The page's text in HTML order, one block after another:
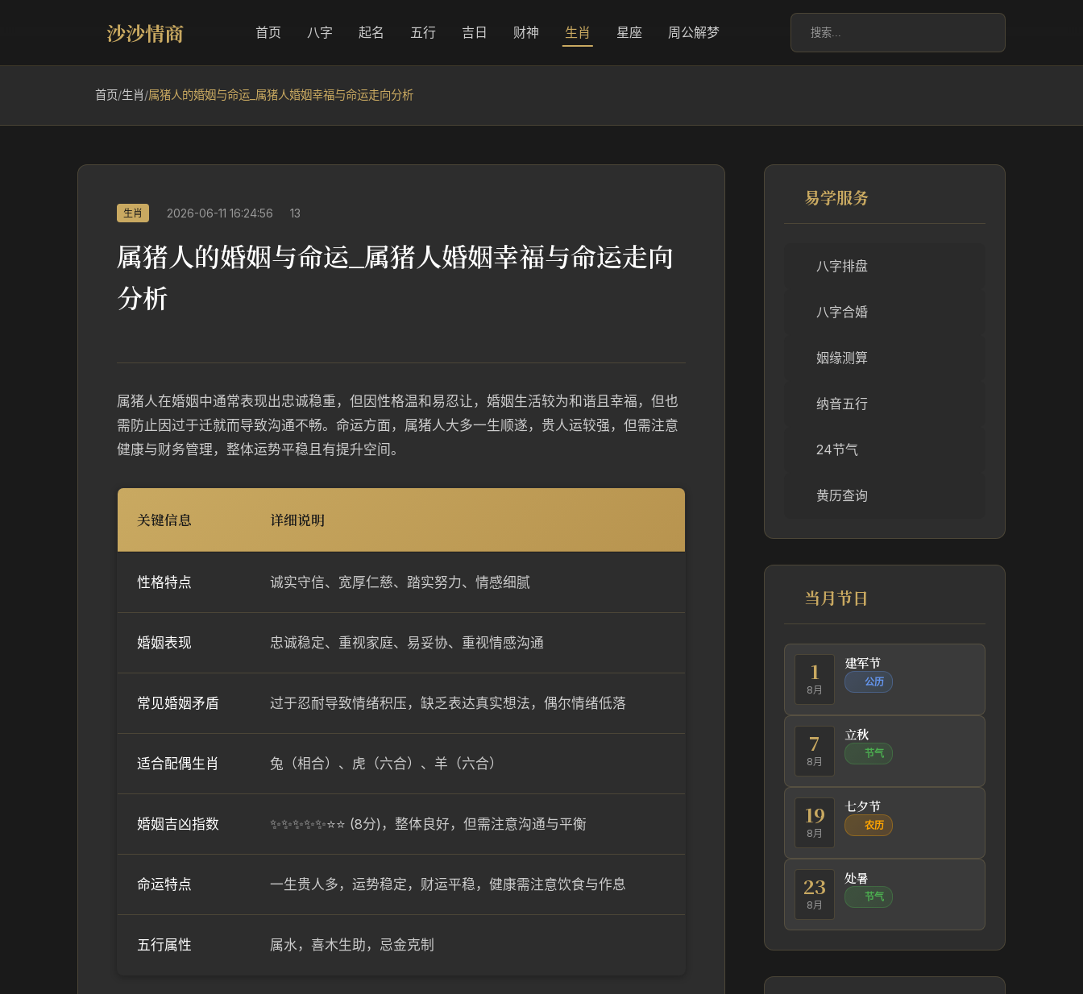
沙沙情商 首页 八字 起名 五行 吉日 财神 生肖 星座 周公解梦
首页/生肖/属猪人的婚姻与命运_属猪人婚姻幸福与命运走向分析
生肖 2026-06-11 16:24:56 13
属猪人的婚姻与命运_属猪人婚姻幸福与命运走向
分析
属猪人在婚姻中通常表现出忠诚稳重，但因性格温和易忍让，婚姻生活较为和谐且幸福，但也
需防止因过于迁就而导致沟通不畅。命运方面，属猪人大多一生顺遂，贵人运较强，但需注意
健康与财务管理，整体运势平稳且有提升空间。
关键信息 详细说明
性格特点 诚实守信、宽厚仁慈、踏实努力、情感细腻
婚姻表现 忠诚稳定、重视家庭、易妥协、重视情感沟通
常见婚姻矛盾 过于忍耐导致情绪积压，缺乏表达真实想法，偶尔情绪低落
适合配偶生肖 兔（相合）、虎（六合）、羊（六合）
婚姻吉凶指数 ✨✨✨✨✨⭐⭐ (8分)，整体良好，但需注意沟通与平衡
命运特点 一生贵人多，运势稳定，财运平稳，健康需注意饮食与作息
五行属性 属水，喜木生助，忌金克制
易学服务
八字排盘
八字合婚
姻缘测算
纳音五行
24节气
黄历查询
当月节日
1
8月
建军节
公历
7
8月
立秋
节气
19
8月
七夕节
农历
23
8月
处暑
节气